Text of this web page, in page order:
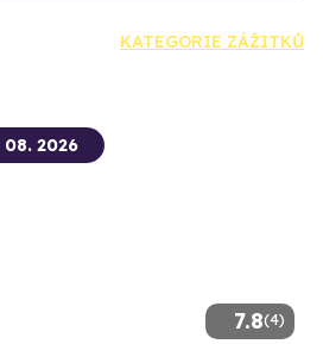
KATEGORIE ZÁŽITKŮ
7.8(4)
2026